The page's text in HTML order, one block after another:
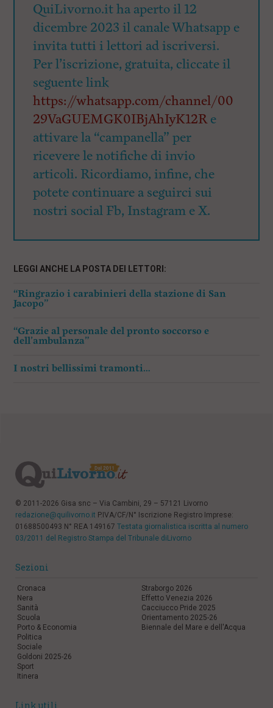
QuiLivorno.it ha aperto il 12
dicembre 2023 il canale Whatsapp e
invita tutti i lettori ad iscriversi.
Per l’iscrizione, gratuita, cliccate il
seguente link
https://whatsapp.com/channel/00
29VaGUEMGK0IBjAhIyK12Re
attivare la “campanella” per
ricevere le notifiche di invio
articoli. Ricordiamo, infine, che
potete continuare a seguirci sui
nostri social Fb, Instagram e X.
LEGGI ANCHE LA POSTA DEI LETTORI:
“Ringrazio i carabinieri della stazione di San
Jacopo”
“Grazie al personale del pronto soccorso e
dell’ambulanza”
I nostri bellissimi tramonti…
© 2011-2026 Gisa snc – Via Cambini, 29 – 57121 Livorno
redazione@quilivorno.it P.IVA/CF/N° Iscrizione Registro Imprese:
01688500493 N° REA 149167 Testata giornalistica iscritta al numero
03/2011 del Registro Stampa del Tribunale diLivorno
Sezioni
Cronaca
Nera
Sanità
Scuola
Porto & Economia
Politica
Sociale
Goldoni 2025-26
Sport
Itinera
Straborgo 2026
Effetto Venezia 2026
Cacciucco Pride 2025
Orientamento 2025-26
Biennale del Mare e dell'Acqua
Link utili